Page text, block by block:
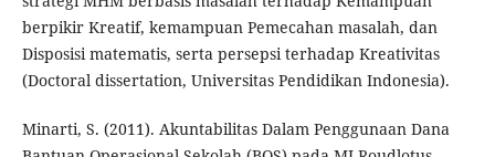
berpikir Kreatif, kemampuan Pemecahan masalah, dan
Disposisi matematis, serta persepsi terhadap Kreativitas
(Doctoral dissertation, Universitas Pendidikan Indonesia).
Minarti, S. (2011). Akuntabilitas Dalam Penggunaan Dana